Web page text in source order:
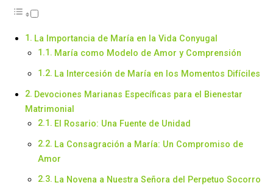
La Importancia de María en la Vida Conyugal
María como Modelo de Amor y Comprensión
La Intercesión de María en los Momentos Difíciles
Devociones Marianas Específicas para el Bienestar
Matrimonial
El Rosario: Una Fuente de Unidad
La Consagración a María: Un Compromiso de
Amor
La Novena a Nuestra Señora del Perpetuo Socorro